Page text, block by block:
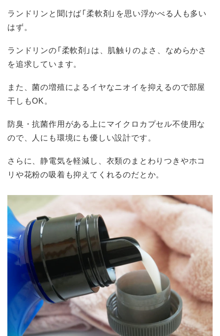
ランドリンと聞けば「柔軟剤」を思い浮かべる人も多い
はず。
ランドリンの「柔軟剤」は、肌触りのよさ、なめらかさ
を追求しています。
また、菌の増殖によるイヤなニオイを抑えるので部屋
干しもOK。
防臭・抗菌作用がある上にマイクロカプセル不使用な
ので、人にも環境にも優しい設計です。
さらに、静電気を軽減し、衣類のまとわりつきやホコ
リや花粉の吸着も抑えてくれるのだとか。